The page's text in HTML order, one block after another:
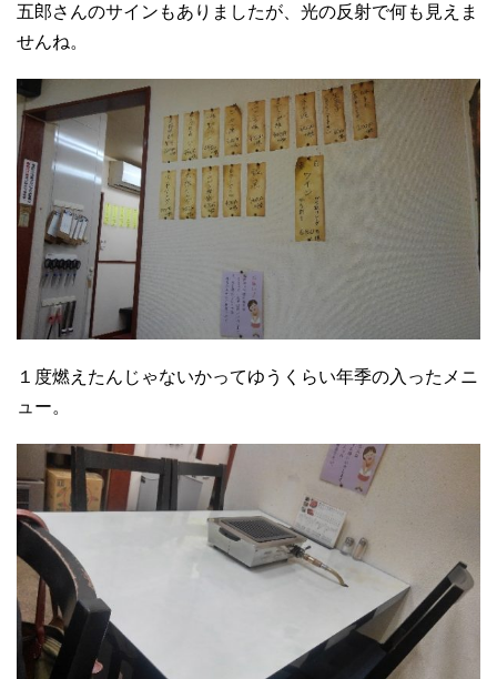
五郎さんのサインもありましたが、光の反射で何も見えま
せんね。
１度燃えたんじゃないかってゆうくらい年季の入ったメニ
ュー。